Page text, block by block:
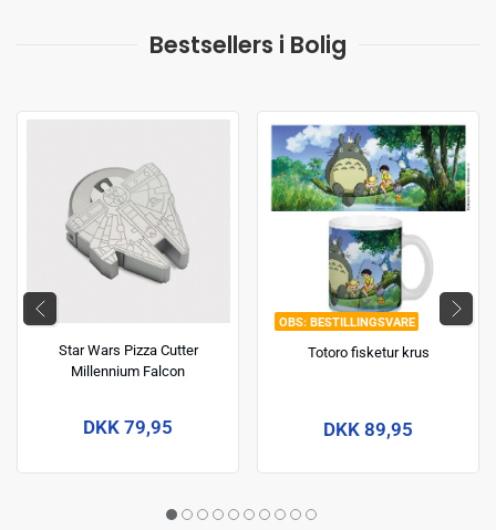
Bestsellers i Bolig
Star Wars Pizza Cutter
Millennium Falcon
DKK 79,95
BESTILLINGSVARE
Totoro fisketur krus
DKK 89,95